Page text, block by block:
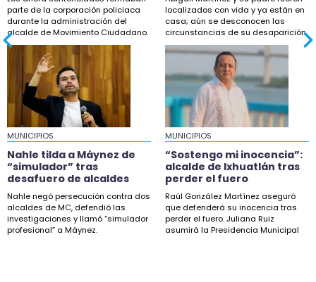
Sheinbaum descarta proyecto de fracking en
norte de Veracruz
15:27
Esteban Bautista defiende desafuero de
alcaldes de Movimiento Ciudadano
14:18
“Sostengo mi inocencia”: alcalde de Ixhuatlán
tras perder el fuero
4:40
Veracruz mantendrá ambiente caluroso con
lluvias aisladas este jueves
2:15
Mueren dos traileros en choques en Cumbres
parte de la corporación policiaca
durante la administración del
alcalde de Movimiento Ciudadano.
localizados con vida y ya están en
casa; aún se desconocen las
circunstancias de su desaparición.
MUNICIPIOS
Nahle tilda a Máynez de
“simulador” tras
desafuero de alcaldes
Nahle negó persecución contra dos
alcaldes de MC, defendió las
investigaciones y llamó “simulador
profesional” a Máynez.
MUNICIPIOS
“Sostengo mi inocencia”:
alcalde de Ixhuatlán tras
perder el fuero
Raúl González Martínez aseguró
que defenderá su inocencia tras
perder el fuero. Juliana Ruiz
asumirá la Presidencia Municipal